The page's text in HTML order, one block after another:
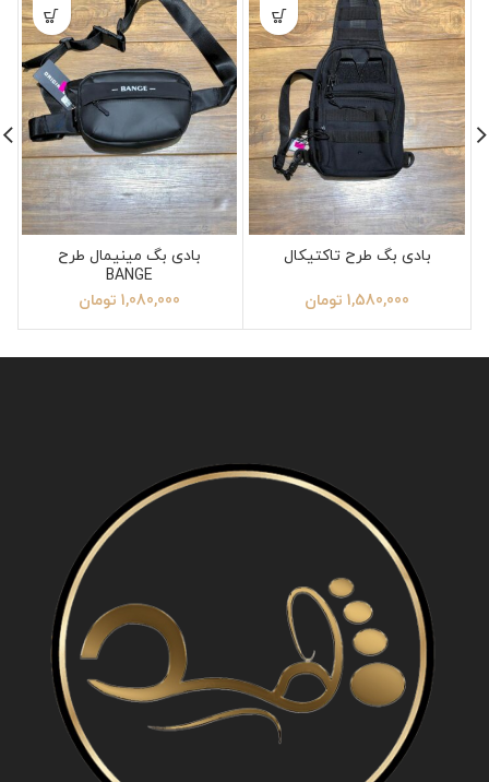
بادی بگ طرح تاکتیکال
1,580,000 تومان
بادی بگ مینیمال طرح
BANGE
1,080,000 تومان